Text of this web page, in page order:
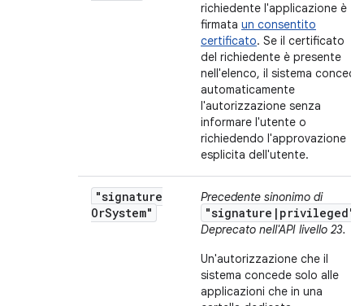
richiedente l'applicazione è
firmata un consentito
certificato. Se il certificato
del richiedente è presente
nell'elenco, il sistema concede
automaticamente
l'autorizzazione senza
informare l'utente o
richiedendo l'approvazione
esplicita dell'utente.
"signature
OrSystem"
Precedente sinonimo di
"signature|privileged"
Deprecato nell'API livello 23.
Un'autorizzazione che il
sistema concede solo alle
applicazioni che in una